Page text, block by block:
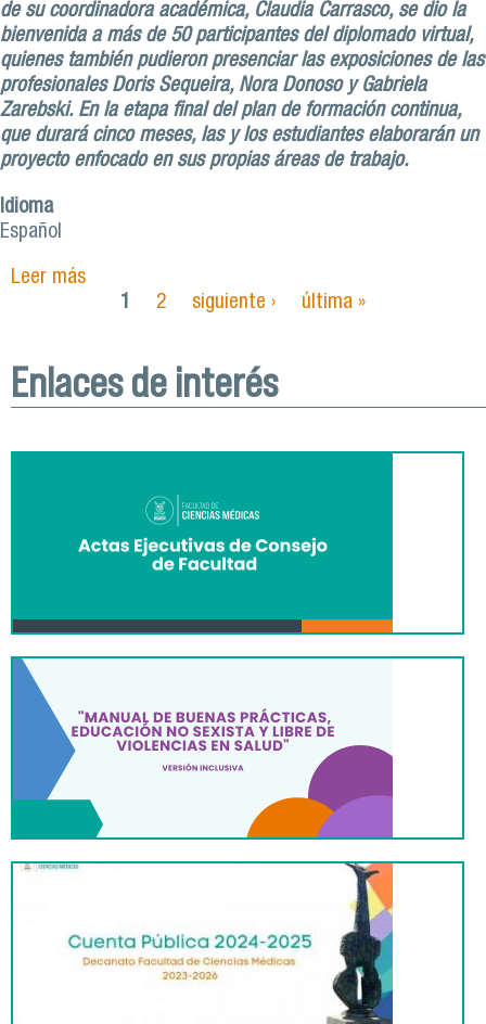
de su coordinadora académica, Claudia Carrasco, se dio la
bienvenida a más de 50 participantes del diplomado virtual,
quienes también pudieron presenciar las exposiciones de las
profesionales Doris Sequeira, Nora Donoso y Gabriela
Zarebski. En la etapa final del plan de formación continua,
que durará cinco meses, las y los estudiantes elaborarán un
proyecto enfocado en sus propias áreas de trabajo.
Idioma
Español
Leer mássobre Inauguran segunda versión del ‘Diplomado
en Salud Mental en Personas Mayores: Un
1 2 siguiente › última »
Enlaces de interés